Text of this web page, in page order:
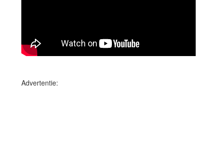
Advertentie: